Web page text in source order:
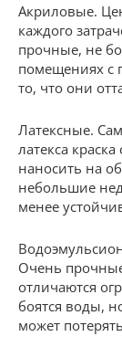
Акриловые.
каждого
прочные, не
помещениях с
то, что они
Латексные.
латекса
наносить на
небольшие
менее
Очень
отличаются
боятся воды,
может